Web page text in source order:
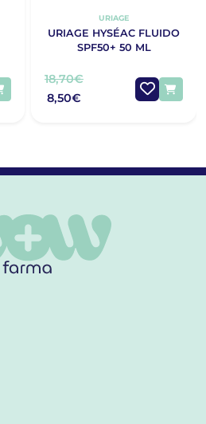
URIAGE
URIAGE HYSÉAC FLUIDO
SPF50+ 50 ML
18,70€
8,50€